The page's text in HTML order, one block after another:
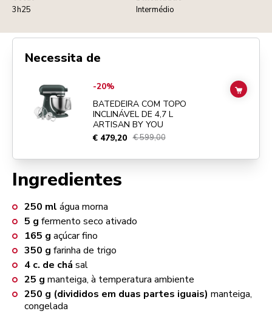
3h25
Intermédio
Ingredientes
250 ml água morna
5 g fermento seco ativado
165 g açúcar fino
350 g farinha de trigo
4 c. de chá sal
25 g manteiga, à temperatura ambiente
250 g (divididos em duas partes iguais) manteiga,
congelada
Necessita de
Go toBATEDEIRA COM TOPO INCLINÁVEL DE 4,7 L ARTISAN BY
-20%
BATEDEIRA COM TOPO
INCLINÁVEL DE 4,7 L
ARTISAN BY YOU
€ 479,20 € 599,00
ADD